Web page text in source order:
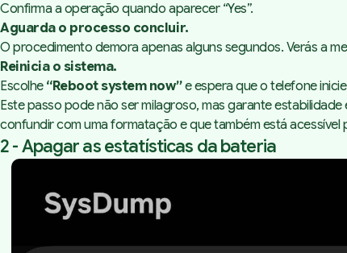
Confirma a operação quando aparecer “Yes”.
Aguarda o processo concluir.
O procedimento demora apenas alguns segundos. Verás a
Reinicia o sistema.
Escolhe “Reboot system now”e espera que o telefone
Este passo pode não ser milagroso, mas garante
confundir com uma formatação e que também está acessível
2 - Apagar as estatísticas da bateria